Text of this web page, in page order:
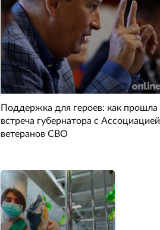
Поддержка для героев: как прошла
встреча губернатора с Ассоциацией
ветеранов СВО